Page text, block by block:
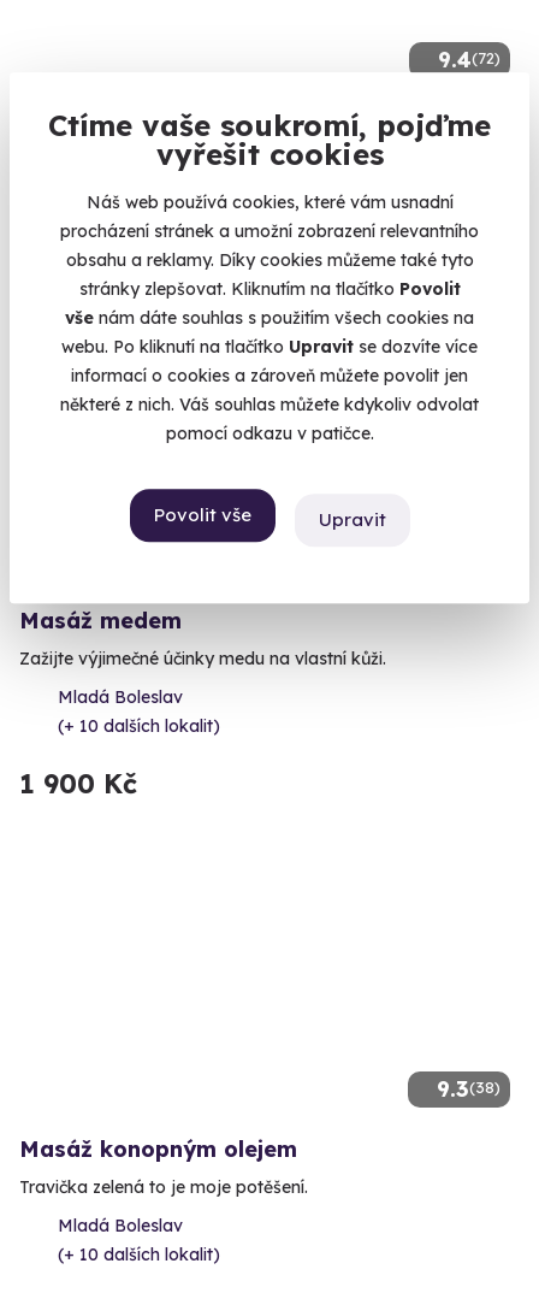
Ctíme vaše soukromí, pojďme
vyřešit cookies
Náš web používá cookies, které vám usnadní
procházení stránek a umožní zobrazení relevantního
obsahu a reklamy. Díky cookies můžeme také tyto
stránky zlepšovat. Kliknutím na tlačítko Povolit
vše nám dáte souhlas s použitím všech cookies na
webu. Po kliknutí na tlačítko Upravit se dozvíte více
informací o cookies a zároveň můžete povolit jen
některé z nich. Váš souhlas můžete kdykoliv odvolat
pomocí odkazu v patičce.
Povolit vše Upravit
9.4(72)
Akční střelba
Zastřílejte si z brokovnice nebo kalašnikova.
Milovice (okres Nymburk) (Nymburk)
2 080 Kč
Masáž medem
Zažijte výjimečné účinky medu na vlastní kůži.
Mladá Boleslav
(+ 10 dalších lokalit)
1 900 Kč
9.3(38)
Masáž konopným olejem
Travička zelená to je moje potěšení.
Mladá Boleslav
(+ 10 dalších lokalit)